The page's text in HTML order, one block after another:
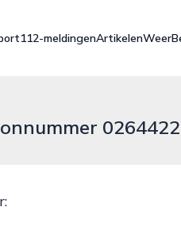
112-meldingenArtikelenWeer